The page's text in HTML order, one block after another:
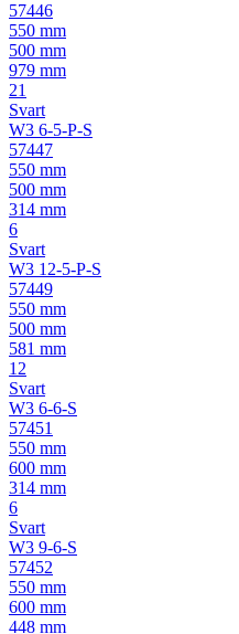
57446
550 mm
500 mm
979 mm
21
Svart
W3 6-5-P-S
57447
550 mm
500 mm
314 mm
6
Svart
W3 12-5-P-S
57449
550 mm
500 mm
581 mm
12
Svart
W3 6-6-S
57451
550 mm
600 mm
314 mm
6
Svart
W3 9-6-S
57452
550 mm
600 mm
448 mm